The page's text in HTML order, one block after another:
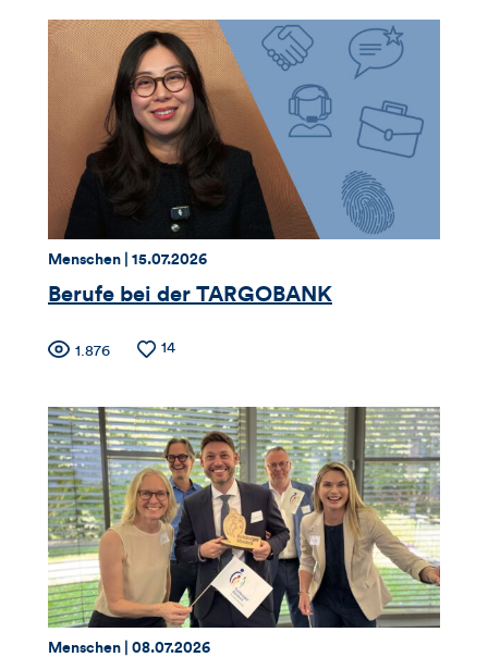
Thema:
Menschen | Datum:
15.07.2026
Berufe bei der TARGOBANK
Zähler
für
Views,
Likes
und
Kommentare
dieses
Anzahl
1.876
Anzahl
14
Thema:
Menschen | Datum:
08.07.2026